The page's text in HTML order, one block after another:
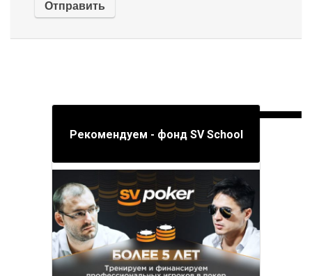
Рекомендуем - фонд SV School